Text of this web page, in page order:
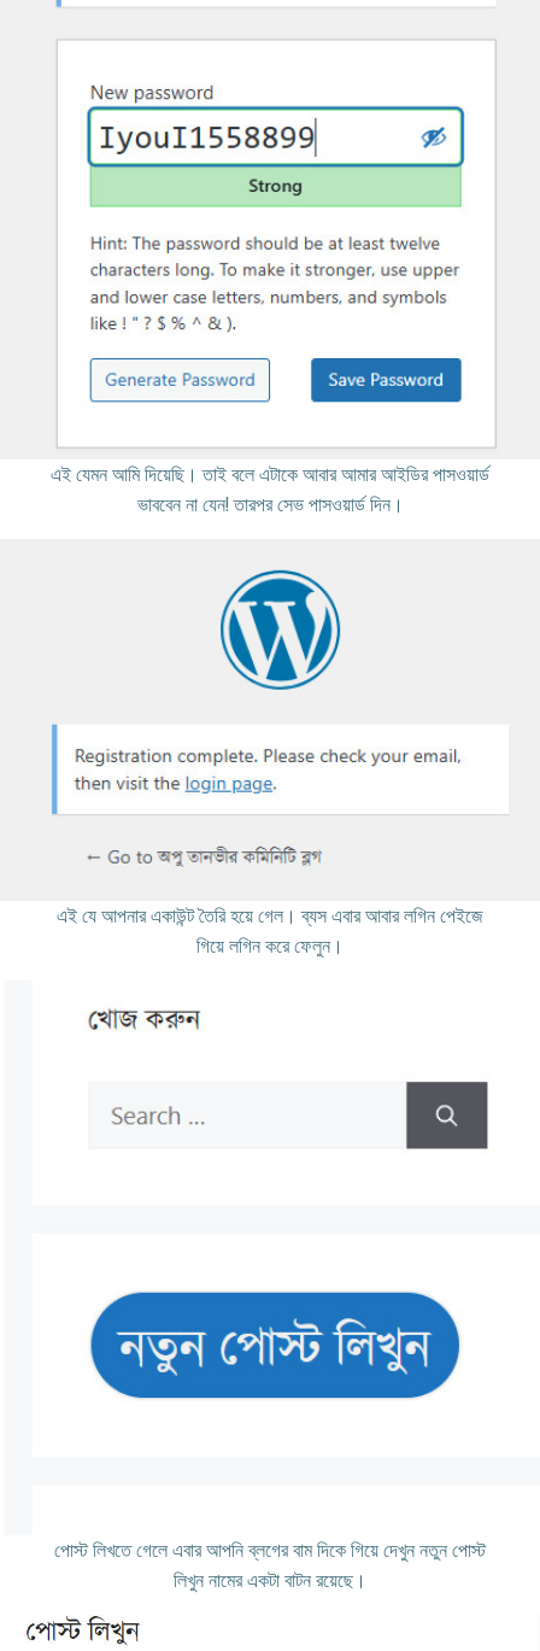
এই যেমন আমি দিয়েছি। তাই বলে এটাকে আবার আমার আইডির পাসওয়ার্ড
ভাববেন না যেন! তারপর সেভ পাসওয়ার্ড দিন।
এই যে আপনার একাউন্ট তৈরি হয়ে গেল। ব্যস এবার আবার লগিন পেইজে
গিয়ে লগিন করে ফেলুন।
পোস্ট লিখতে গেলে এবার আপনি ব্লগের বাম দিকে গিয়ে দেখুন নতুন পোস্ট
লিখুন নামের একটা বাটন রয়েছে।